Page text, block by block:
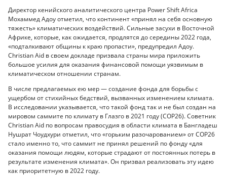
Директор кенийского аналитического центра Power Shift Africa
Мохаммед Адоу отметил, что континент «принял на себя основную
тяжесть» климатических воздействий. Сильные засухи в Восточной
Африке, которые, как ожидается, продлятся до середины 2022 года,
«подталкивают общины к краю пропасти», предупредил Адоу.
Christian Aid в своем докладе призвала страны мира приложить
большое усилия для оказания финансовой помощи уязвимым в
климатическом отношении странам.
В числе предлагаемых ею мер — создание фонда для борьбы с
ущербом от стихийных бедствий, вызванных изменением климата.
В исследовании указывается, что такой фонд так и не был создан на
мировом саммите по климату в Глазго в 2021 году (COP26). Советник
Christian Aid по вопросам правосудия в области климата в Бангладеш
Нушрат Чоудхури отметил, что «горьким разочарованием» от COP26
стало именно то, что саммит не принял решений по фонду «для
оказания помощи людям, которые страдают от постоянных потерь в
результате изменения климата». Он призвал реализовать эту идею
как приоритетную в 2022 году.